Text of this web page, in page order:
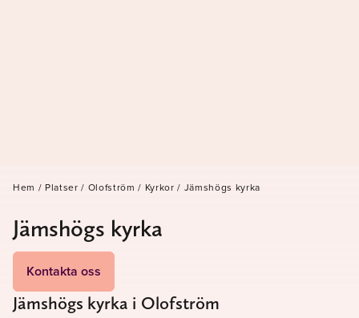
Hem / Platser / Olofström / Kyrkor / Jämshögs kyrka
Jämshögs kyrka
Kontakta oss
Jämshögs kyrka i Olofström